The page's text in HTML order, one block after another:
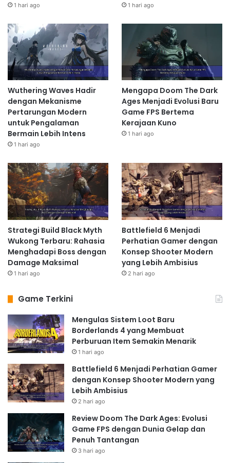
1 hari ago 1 hari ago
Wuthering Waves Hadir
dengan Mekanisme
Pertarungan Modern
untuk Pengalaman
Bermain Lebih Intens
1 hari ago
Mengapa Doom The Dark
Ages Menjadi Evolusi Baru
Game FPS Bertema
Kerajaan Kuno
1 hari ago
Strategi Build Black Myth
Wukong Terbaru: Rahasia
Menghadapi Boss dengan
Damage Maksimal
1 hari ago
Battlefield 6 Menjadi
Perhatian Gamer dengan
Konsep Shooter Modern
yang Lebih Ambisius
2 hari ago
Game Terkini
Mengulas Sistem Loot Baru
Borderlands 4 yang Membuat
Perburuan Item Semakin Menarik
1 hari ago
Battlefield 6 Menjadi Perhatian Gamer
dengan Konsep Shooter Modern yang
Lebih Ambisius
2 hari ago
Review Doom The Dark Ages: Evolusi
Game FPS dengan Dunia Gelap dan
Penuh Tantangan
3 hari ago